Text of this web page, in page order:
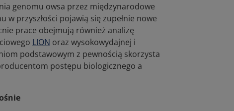
genomu owsa przez międzynarodowe
w przyszłości pojawią się zupełnie nowe
prace obejmują również analizę
LION oraz wysokowydajnej i
podstawowym z pewnością skorzysta
postępu biologicznego a